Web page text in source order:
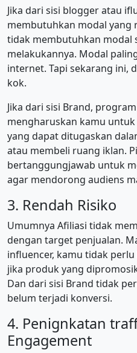
Jika dari sisi blogger atau
membutuhkan modal yang
tidak membutuhkan modal
melakukannya. Modal
internet. Tapi sekarang ini,
kok.
Jika dari sisi Brand,
mengharuskan kamu
yang dapat ditugaskan
atau membeli ruang iklan.
bertanggungjawab untuk
agar mendorong audiens
3. Rendah Risiko
Umumnya Afiliasi tidak
dengan target penjualan.
influencer, kamu tidak
jika produk yang
Dan dari sisi Brand tidak
belum terjadi konversi.
4. Penignkatan
Engagement